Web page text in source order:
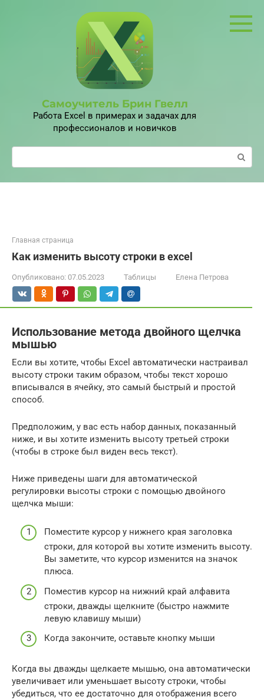
Самоучитель Брин Гвелл
Работа Excel в примерах и задачах для
профессионалов и новичков
Поиск:
Главная страница
Как изменить высоту строки в excel
Опубликовано: 07.05.2023 Таблицы Елена Петрова
Использование метода двойного щелчка
мышью
Если вы хотите, чтобы Excel автоматически настраивал
высоту строки таким образом, чтобы текст хорошо
вписывался в ячейку, это самый быстрый и простой
способ.
Предположим, у вас есть набор данных, показанный
ниже, и вы хотите изменить высоту третьей строки
(чтобы в строке был виден весь текст).
Ниже приведены шаги для автоматической
регулировки высоты строки с помощью двойного
щелчка мыши:
Поместите курсор у нижнего края заголовка
строки, для которой вы хотите изменить высоту.
Вы заметите, что курсор изменится на значок
плюса.
Поместив курсор на нижний край алфавита
строки, дважды щелкните (быстро нажмите
левую клавишу мыши)
Когда закончите, оставьте кнопку мыши
Когда вы дважды щелкаете мышью, она автоматически
увеличивает или уменьшает высоту строки, чтобы
убедиться, что ее достаточно для отображения всего